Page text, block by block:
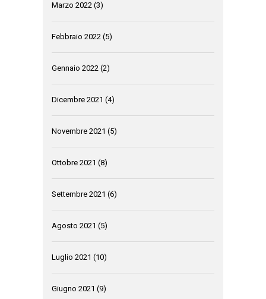
Marzo 2022 (3)
Febbraio 2022 (5)
Gennaio 2022 (2)
Dicembre 2021 (4)
Novembre 2021 (5)
Ottobre 2021 (8)
Settembre 2021 (6)
Agosto 2021 (5)
Luglio 2021 (10)
Giugno 2021 (9)